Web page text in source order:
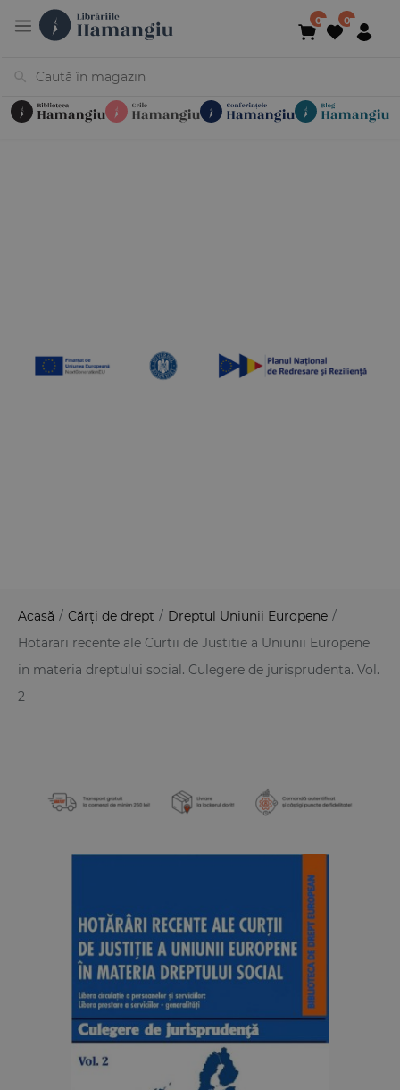
Acasă / Cărți de drept / Dreptul Uniunii Europene /
Hotarari recente ale Curtii de Justitie a Uniunii Europene
in materia dreptului social. Culegere de jurisprudenta. Vol.
2